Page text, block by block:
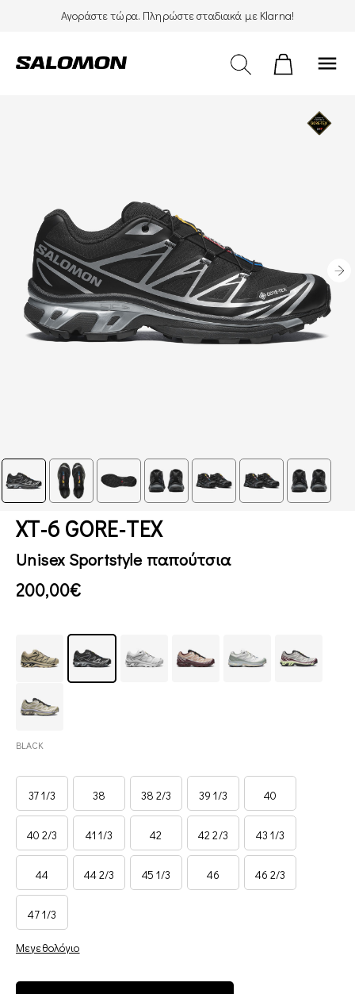
Αγοράστε τώρα. Πληρώστε σταδιακά με Klarna!
menu
XT-6 GORE-TEX
Unisex Sportstyle παπούτσια
200,00€
BLACK
37 1/3 38 38 2/3 39 1/3 40
40 2/3 41 1/3 42 42 2/3 43 1/3
44 44 2/3 45 1/3 46 46 2/3
47 1/3
Μεγεθολόγιο